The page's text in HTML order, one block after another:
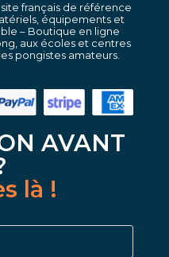
français de référence
équipements et
– Boutique en ligne
aux écoles et centres
pongistes amateurs.
AVANT
là !